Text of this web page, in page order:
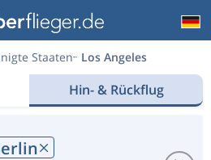
Staaten Los Angeles
Hin- & Rückflug